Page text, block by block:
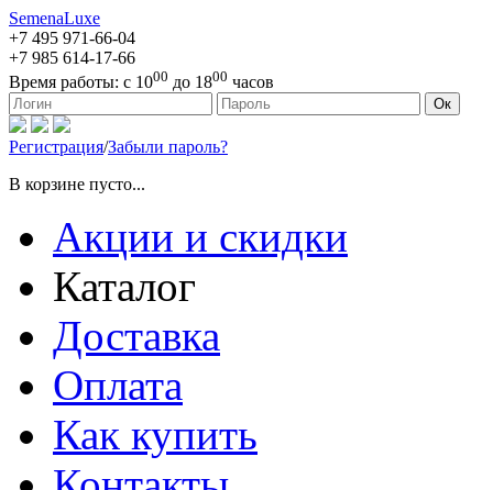
SemenaLuxe
+7 495 971-66-04
+7 985 614-17-66
Время работы: с 1000 до 1800 часов
127473, г. Москва, ул. Краснопролетарская, д. 16, стр. 1 Ок
Регистрация/Забыли пароль?
В корзине пусто...
Акции и скидки
Каталог
Доставка
Оплата
Как купить